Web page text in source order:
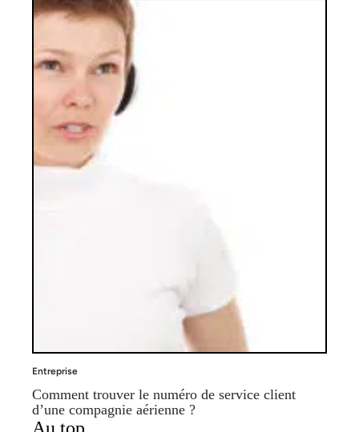
Entreprise
Comment trouver le numéro de service client
d’une compagnie aérienne ?